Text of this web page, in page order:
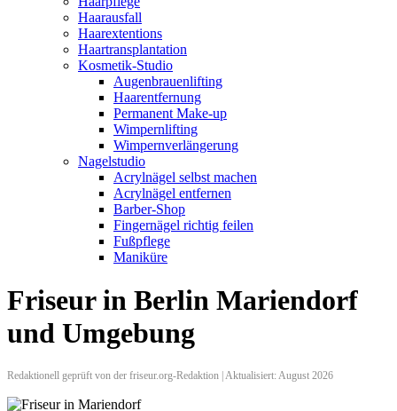
Haarausfall
Haarextentions
Haartransplantation
Kosmetik-Studio
Augenbrauenlifting
Haarentfernung
Permanent Make-up
Wimpernlifting
Wimpernverlängerung
Nagelstudio
Acrylnägel selbst machen
Acrylnägel entfernen
Barber-Shop
Fingernägel richtig feilen
Fußpflege
Maniküre
Friseur in Berlin Mariendorf
und Umgebung
Redaktionell geprüft von der friseur.org-Redaktion | Aktualisiert: August 2026